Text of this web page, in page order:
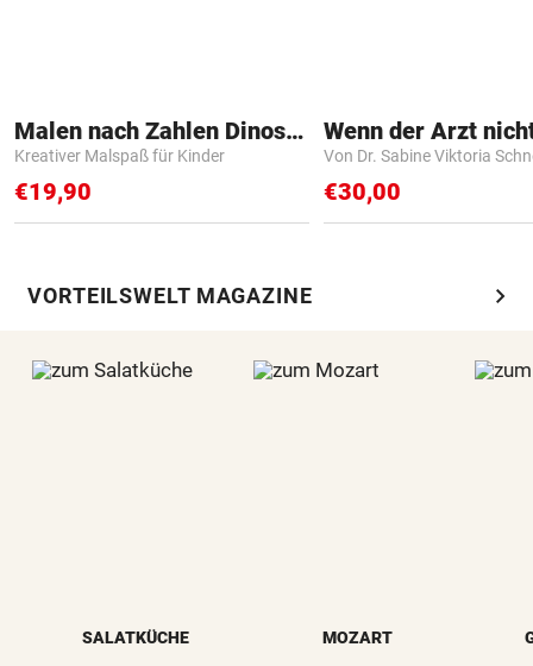
Malen nach Zahlen Dinosaurier
Kreativer Malspaß für Kinder
€19,90
Von Dr. Sabine Viktoria
€30,00
VORTEILSWELT MAGAZINE chevron_right
SALATKÜCHE MOZART